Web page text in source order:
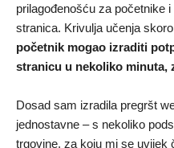
prilagođenošću za početnike
stranica. Krivulja učenja
početnik mogao izraditi
stranicu u nekoliko minuta,
Dosad sam izradila pregršt
jednostavne – s nekoliko
trgovine, za koju mi se uvijek